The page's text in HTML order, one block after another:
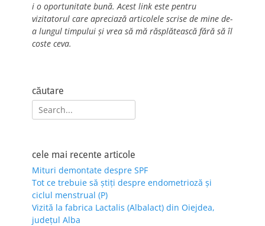
i o oportunitate bună. Acest link este pentru
vizitatorul care apreciază articolele scrise de mine de-
a lungul timpului și vrea să mă răsplătească fără să îl
coste ceva.
căutare
Search
for:
cele mai recente articole
Mituri demontate despre SPF
Tot ce trebuie să știți despre endometrioză și
ciclul menstrual (P)
Vizită la fabrica Lactalis (Albalact) din Oiejdea,
județul Alba